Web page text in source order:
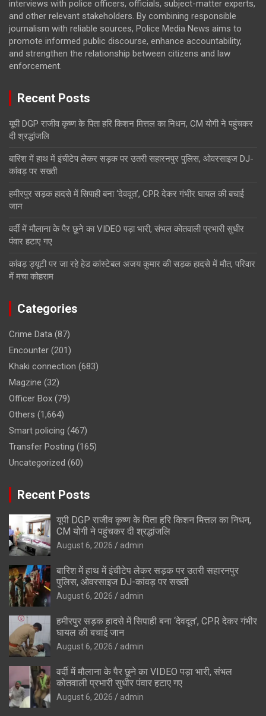
interviews with police officers, officials, subject-matter experts,
and other relevant stakeholders. By combining responsible
journalism with reliable sources, Police Media News aims to
promote informed public discourse, enhance accountability,
and strengthen the relationship between citizens and law
enforcement.
Recent Posts
यूपी DGP राजीव कृष्ण के पिता हरि किशन मित्तल का निधन, CM योगी ने पहुंचकर
दी श्रद्धांजलि
बारिश में हाथ में इंचीटेप लेकर सड़क पर उतरी सहारनपुर पुलिस, ओवरसाइज DJ-
कांवड़ पर सख्ती
हमीरपुर सड़क हादसे में सिपाही बना ‘देवदूत’, CPR देकर गंभीर घायल की बचाई
जान
वर्दी में मौलाना के पैर छूने का VIDEO पड़ा भारी, संभल कोतवाली प्रभारी सुधीर
पंवार हटाए गए
कांवड़ ड्यूटी पर जा रहे हेड कांस्टेबल अजय कुमार की सड़क हादसे में मौत, परिवार
में मचा कोहराम
Categories
Crime Data (87)
Encounter (201)
Khaki connection (683)
Magzine (32)
Officer Box (79)
Others (1,664)
Smart policing (467)
Transfer Posting (165)
Uncategorized (60)
Recent Posts
यूपी DGP राजीव कृष्ण के पिता हरि किशन मित्तल का निधन,
CM योगी ने पहुंचकर दी श्रद्धांजलि
August 6, 2026 admin
बारिश में हाथ में इंचीटेप लेकर सड़क पर उतरी सहारनपुर
पुलिस, ओवरसाइज DJ-कांवड़ पर सख्ती
August 6, 2026 admin
हमीरपुर सड़क हादसे में सिपाही बना ‘देवदूत’, CPR देकर गंभीर
घायल की बचाई जान
August 6, 2026 admin
वर्दी में मौलाना के पैर छूने का VIDEO पड़ा भारी, संभल
कोतवाली प्रभारी सुधीर पंवार हटाए गए
August 6, 2026 admin